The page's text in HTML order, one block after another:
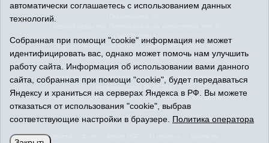
Адрес редакции: 627750 Тюменская область, г. Ишим, ул.
(34551) 23814
Адрес электронной почты:
IshimPravda-1@obl72.ru
Регистрационный номер СМИ Эл № ФС77-69445 выдано
Федеральной службой по надзору в сфере связи,
информационных технологий и массовых коммуникаций
Учредитель: АНО «Информационно-издательский центр
«Ишимская правда».
Политика оператора
Новости
автоматически соглашаетесь с использованием данных
технологий.
Собранная при помощи "cookie" информация не может
идентифицировать вас, однако может помочь нам улучшить
работу сайта. Информация об использовании вами данного
сайта, собранная при помощи "cookie", будет передаваться
Яндексу и храниться на серверах Яндекса в РФ. Вы можете
отказаться от использования "cookie", выбрав
соответствующие настройки в браузере. Политика оператора